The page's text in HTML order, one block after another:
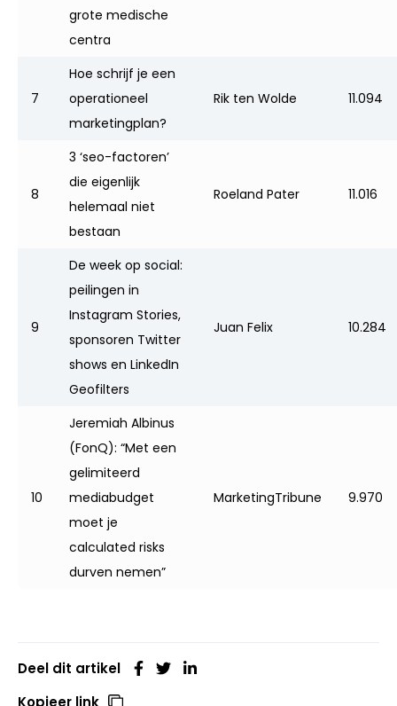
grote medische
centra
7
Hoe schrijf je een
operationeel
marketingplan?
Rik ten Wolde 11.094
8
3 ‘seo-factoren’
die eigenlijk
helemaal niet
bestaan
Roeland Pater 11.016
9
De week op social:
peilingen in
Instagram Stories,
sponsoren Twitter
shows en LinkedIn
Geofilters
Juan Felix 10.284
10
Jeremiah Albinus
(FonQ): “Met een
gelimiteerd
mediabudget
moet je
calculated risks
durven nemen”
MarketingTribune 9.970
Deel dit artikel
Kopieer link